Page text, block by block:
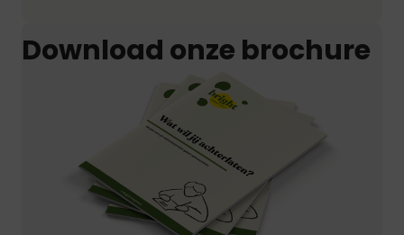
Download onze brochure